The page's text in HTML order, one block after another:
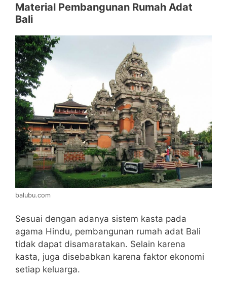
Material Pembangunan Rumah Adat
Bali
balubu.com
Sesuai dengan adanya sistem kasta pada
agama Hindu, pembangunan rumah adat Bali
tidak dapat disamaratakan. Selain karena
kasta, juga disebabkan karena faktor ekonomi
setiap keluarga.